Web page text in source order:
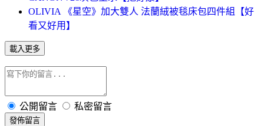
OLIVIA 《星空》加大雙人 法蘭絨被毯床包四件組【好
看又好用】
載入更多
公開留言 私密留言
發佈留言